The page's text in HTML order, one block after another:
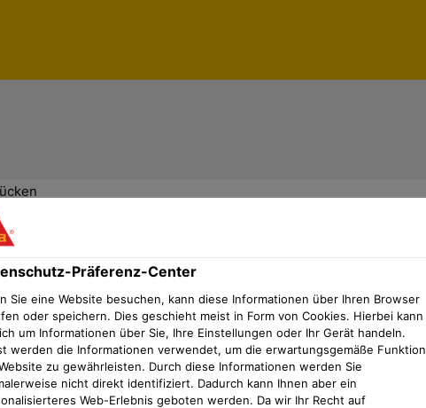
Präferenz-Center
Sie eine Website besuchen, kann diese Informationen über Ihren Browser
oder speichern. Dies geschieht meist in Form von Cookies. Hierbei kann
um Informationen über Sie, Ihre Einstellungen oder Ihr Gerät handeln.
werden die Informationen verwendet, um die erwartungsgemäße Funktion
zu gewährleisten. Durch diese Informationen werden Sie
nicht direkt identifiziert. Dadurch kann Ihnen aber ein
Web-Erlebnis geboten werden. Da wir Ihr Recht auf